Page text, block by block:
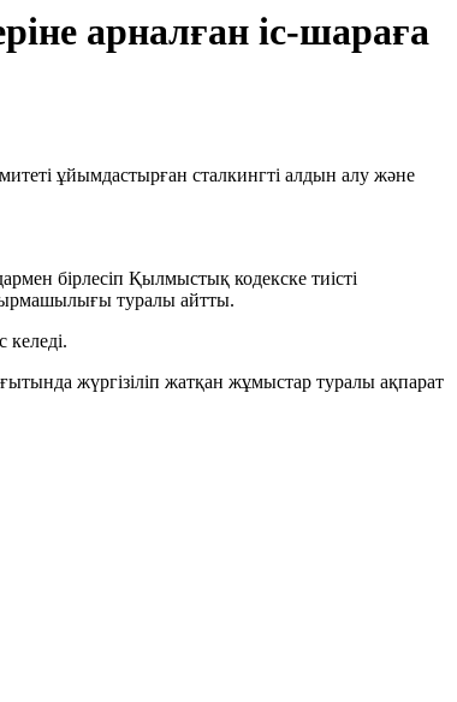
арналған іс-шараға
ұйымдастырған сталкингті алдын алу және
бірлесіп Қылмыстық кодекске тиісті
туралы айтты.
келеді.
жүргізіліп жатқан жұмыстар туралы ақпарат